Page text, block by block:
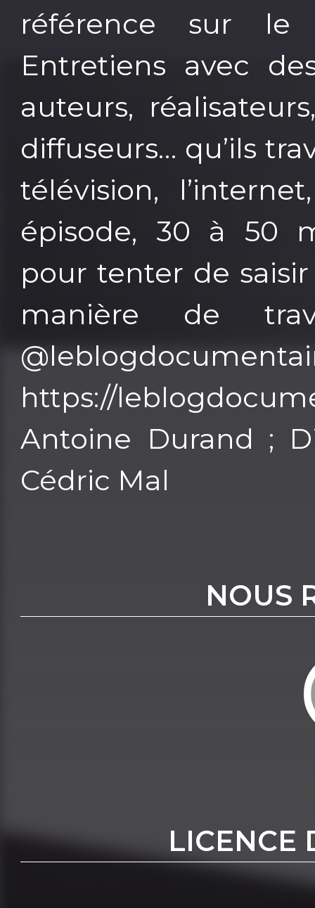
référence sur le
Entretiens avec
auteurs,
diffuseurs… qu’ils
télévision,
épisode, 30 à 50
pour tenter de
manière de
https://
Antoine Durand ;
Cédric Mal
NOUS
LICENCE